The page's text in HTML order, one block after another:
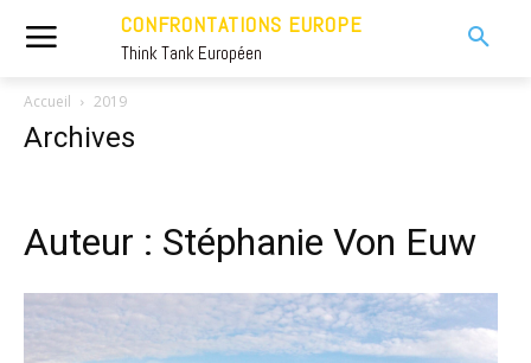
CONFRONTATIONS EUROPE
Think Tank Européen
Accueil 2019
Archives
Auteur : Stéphanie Von Euw